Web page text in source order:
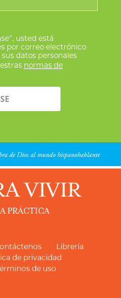
usted está
por correo electrónico
datos personales
normas de
VIVIR
PRÁCTICA
Librería
de privacidad
de uso